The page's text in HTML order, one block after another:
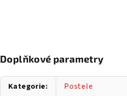
Doplňkové parametry
Kategorie: Postele